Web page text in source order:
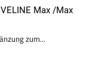
Max /Max
zum...